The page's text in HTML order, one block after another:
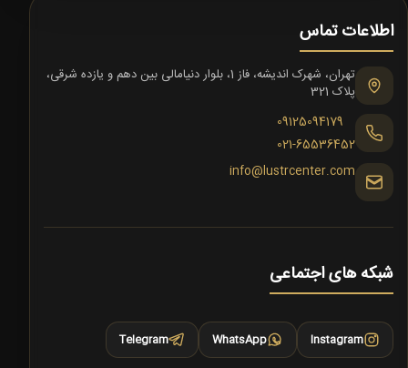
اطلاعات تماس
تهران، شهرک اندیشه، فاز 1، بلوار دنیامالی بین دهم و یازده شرقی،
پلاک 321
09125094179
021-65536452
info@lustrcenter.com
شبکه های اجتماعی
Instagram
WhatsApp
Telegram